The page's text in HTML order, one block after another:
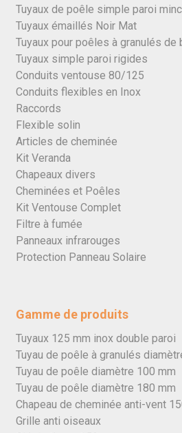
Tuyaux de poêle simple paroi
Tuyaux émaillés Noir Mat
Tuyaux pour poêles à granulés
Tuyaux simple paroi rigides
Conduits ventouse 80/125
Conduits flexibles en Inox
Raccords
Flexible solin
Articles de cheminée
Kit Veranda
Chapeaux divers
Cheminées et Poêles
Kit Ventouse Complet
Filtre à fumée
Panneaux infrarouges
Protection Panneau Solaire
Gamme de produits
Tuyaux 125 mm inox double paroi
Tuyau de poêle à granulés
Tuyau de poêle diamètre 100 mm
Tuyau de poêle diamètre 180 mm
Chapeau de cheminée anti-vent
Grille anti oiseaux